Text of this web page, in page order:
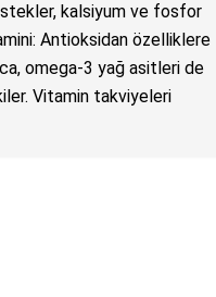
kalsiyum ve fosfor
Antioksidan özelliklere
omega-3 yağ asitleri de
Vitamin takviyeleri